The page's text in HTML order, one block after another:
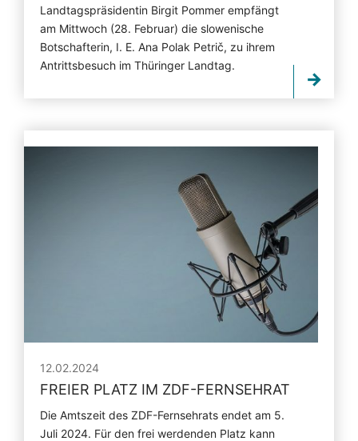
Landtagspräsidentin Birgit Pommer empfängt
am Mittwoch (28. Februar) die slowenische
Botschafterin, I. E. Ana Polak Petrič, zu ihrem
Antrittsbesuch im Thüringer Landtag.
12.02.2024
FREIER PLATZ IM ZDF-FERNSEHRAT
Die Amtszeit des ZDF-Fernsehrats endet am 5.
Juli 2024. Für den frei werdenden Platz kann